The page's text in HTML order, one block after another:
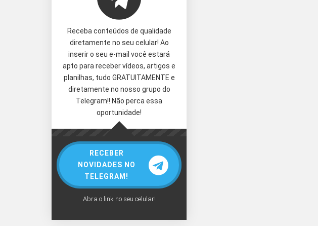
Receba conteúdos de qualidade
diretamente no seu celular! Ao
inserir o seu e-mail você estará
apto para receber vídeos, artigos e
planilhas, tudo GRATUITAMENTE e
diretamente no nosso grupo do
Telegram!! Não perca essa
oportunidade!
RECEBER
NOVIDADES NO
TELEGRAM!
Abra o link no seu celular!